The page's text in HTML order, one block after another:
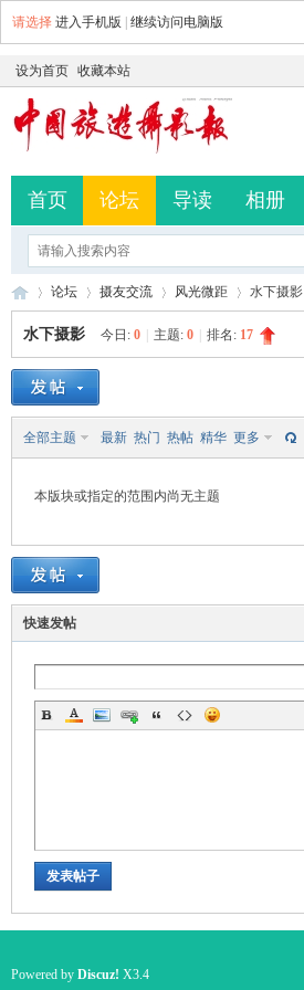
请选择 进入手机版 继续访问电脑版
设为首页 收藏本站
首页 论坛 导读 相册
国
»
论坛
›
摄友交流 风光微距 水下摄影
水下摄影 今日: 0 主题: 0 排名: 17
全部主题 最新 热门 热帖 精华 更多
本版块或指定的范围内尚无主题
快速发帖
发表帖子
Powered by Discuz! X3.4